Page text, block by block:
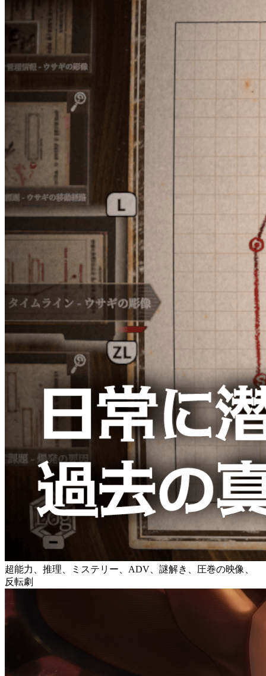
超能力、推理、ミステリー、ADV、謎解き、圧巻の映像、
反転劇